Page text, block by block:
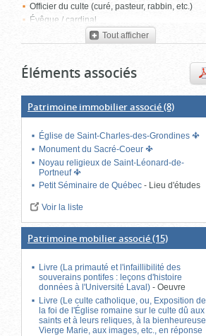
Officier du culte (curé, pasteur, rabbin, etc.)
Évêque / cardinal
Tout afficher
Éléments associés
Patrimoine immobilier associé(8)
Église de Saint-Charles-des-Grondines
Monument du Sacré-Coeur
Noyau religieux de Saint-Léonard-de-
Portneuf
Petit Séminaire de Québec- Lieu d'études
Voir la liste
Patrimoine mobilier associé(15)
Livre (La primauté et l'infaillibilité des
souverains pontifes : leçons d'histoire
données à l'Université Laval)-Oeuvre
Livre (Le culte catholique, ou, Exposition de
la foi de l'Église romaine sur le culte dû aux
saints et à leurs reliques, à la bienheureuse
Vierge Marie, aux images, etc., en réponse